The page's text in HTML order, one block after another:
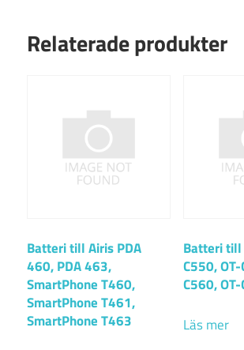
Relaterade produkter
Batteri till Airis PDA
460, PDA 463,
SmartPhone T460,
SmartPhone T461,
SmartPhone T463
Batteri till
C550,
C560,
Läs mer